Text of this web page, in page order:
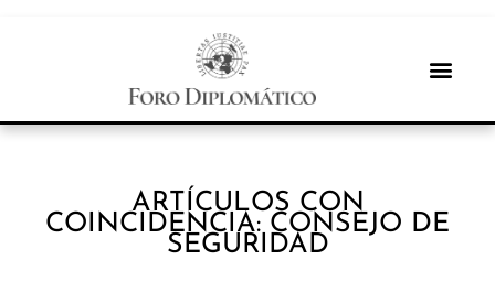
ARTÍCULOS CON
COINCIDENCIA: CONSEJO DE
SEGURIDAD